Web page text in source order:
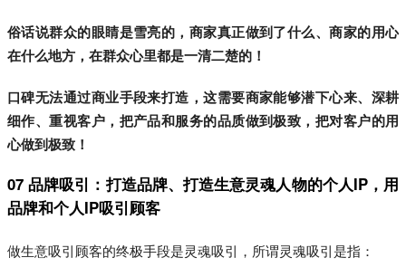
俗话说群众的眼睛是雪亮的，商家真正做到了什么、商家的用心
在什么地方，在群众心里都是一清二楚的！
口碑无法通过商业手段来打造，这需要商家能够潜下心来、深耕
细作、重视客户，把产品和服务的品质做到极致，把对客户的用
心做到极致！
07 品牌吸引：打造品牌、打造生意灵魂人物的个人IP，用
品牌和个人IP吸引顾客
做生意吸引顾客的终极手段是灵魂吸引，所谓灵魂吸引是指：